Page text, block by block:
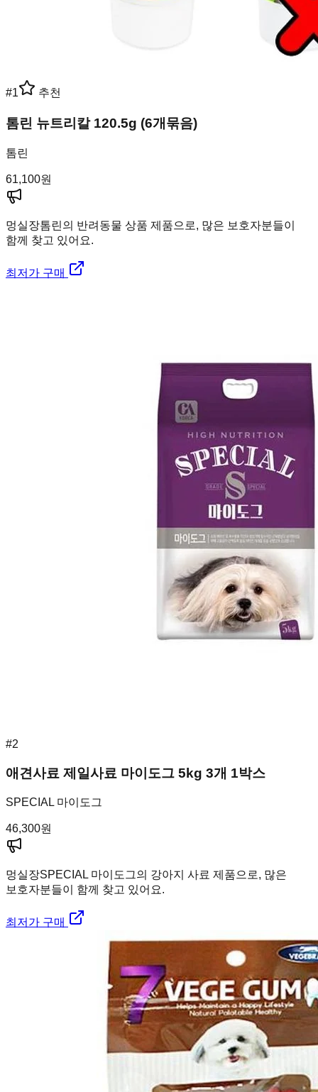
#1 추천
톰린 뉴트리칼 120.5g (6개묶음)
톰린
61,100원
멍실장톰린의 반려동물 상품 제품으로, 많은 보호자분들이
함께 찾고 있어요.
최저가 구매
#2
애견사료 제일사료 마이도그 5kg 3개 1박스
SPECIAL 마이도그
46,300원
멍실장SPECIAL 마이도그의 강아지 사료 제품으로, 많은
보호자분들이 함께 찾고 있어요.
최저가 구매